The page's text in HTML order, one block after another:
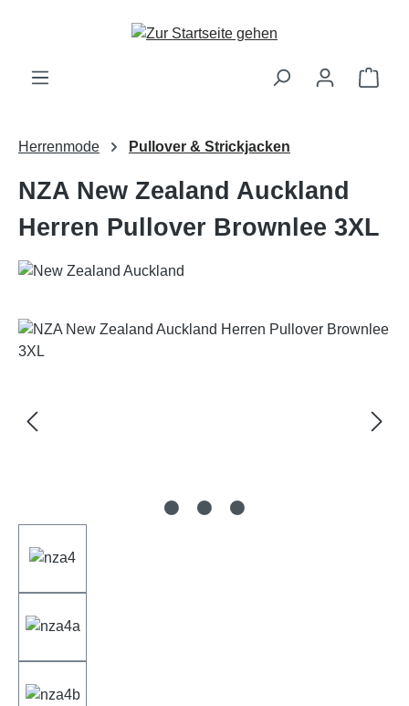
Zum Hauptinhalt springen
Herrenmode Pullover & Strickjacken
NZA New Zealand Auckland
Herren Pullover Brownlee 3XL
Bildergalerie überspringen